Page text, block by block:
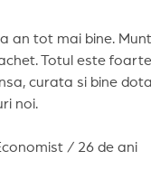
an tot mai bine.
Totul este
curata si bine
noi.
/ 26 de ani